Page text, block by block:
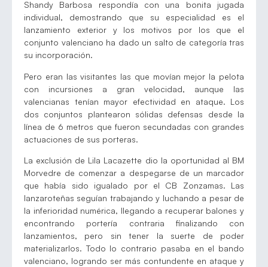
Shandy Barbosa respondía con una bonita jugada
individual, demostrando que su especialidad es el
lanzamiento exterior y los motivos por los que el
conjunto valenciano ha dado un salto de categoría tras
su incorporación.
Pero eran las visitantes las que movían mejor la pelota
con incursiones a gran velocidad, aunque las
valencianas tenían mayor efectividad en ataque. Los
dos conjuntos plantearon sólidas defensas desde la
línea de 6 metros que fueron secundadas con grandes
actuaciones de sus porteras.
La exclusión de Lila Lacazette dio la oportunidad al BM
Morvedre de comenzar a despegarse de un marcador
que había sido igualado por el CB Zonzamas. Las
lanzaroteñas seguían trabajando y luchando a pesar de
la inferioridad numérica, llegando a recuperar balones y
encontrando portería contraria finalizando con
lanzamientos, pero sin tener la suerte de poder
materializarlos. Todo lo contrario pasaba en el bando
valenciano, logrando ser más contundente en ataque y